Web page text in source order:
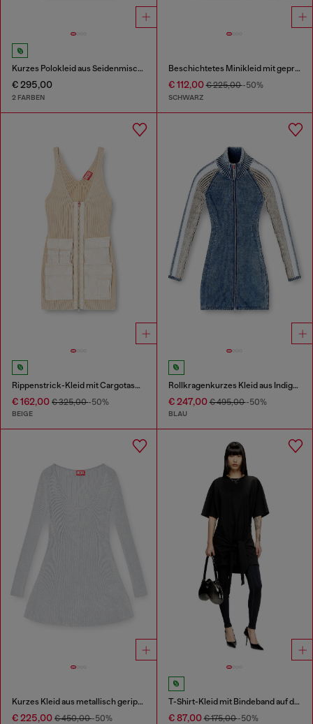
Kurzes Polokleid aus Seidenmischung in Rippstrick
€ 295,00
2 FARBEN
Beschichtetes Minikleid mit geprägtem Oval D
€ 112,00€ 225,00-50%
SCHWARZ
Rippenstrick-Kleid mit Cargotaschen
€ 162,00 € 325,00-50%
BEIGE
Rollkragenkurzes Kleid aus Indigo-Strick
€ 247,00€ 495,00-50%
BLAU
Kurzes Kleid aus metallisch geripptem Strick
€ 225,00 € 450,00-50%
T-Shirt-Kleid mit Bindeband auf der Vorderseite
€ 87,00€ 175,00-50%